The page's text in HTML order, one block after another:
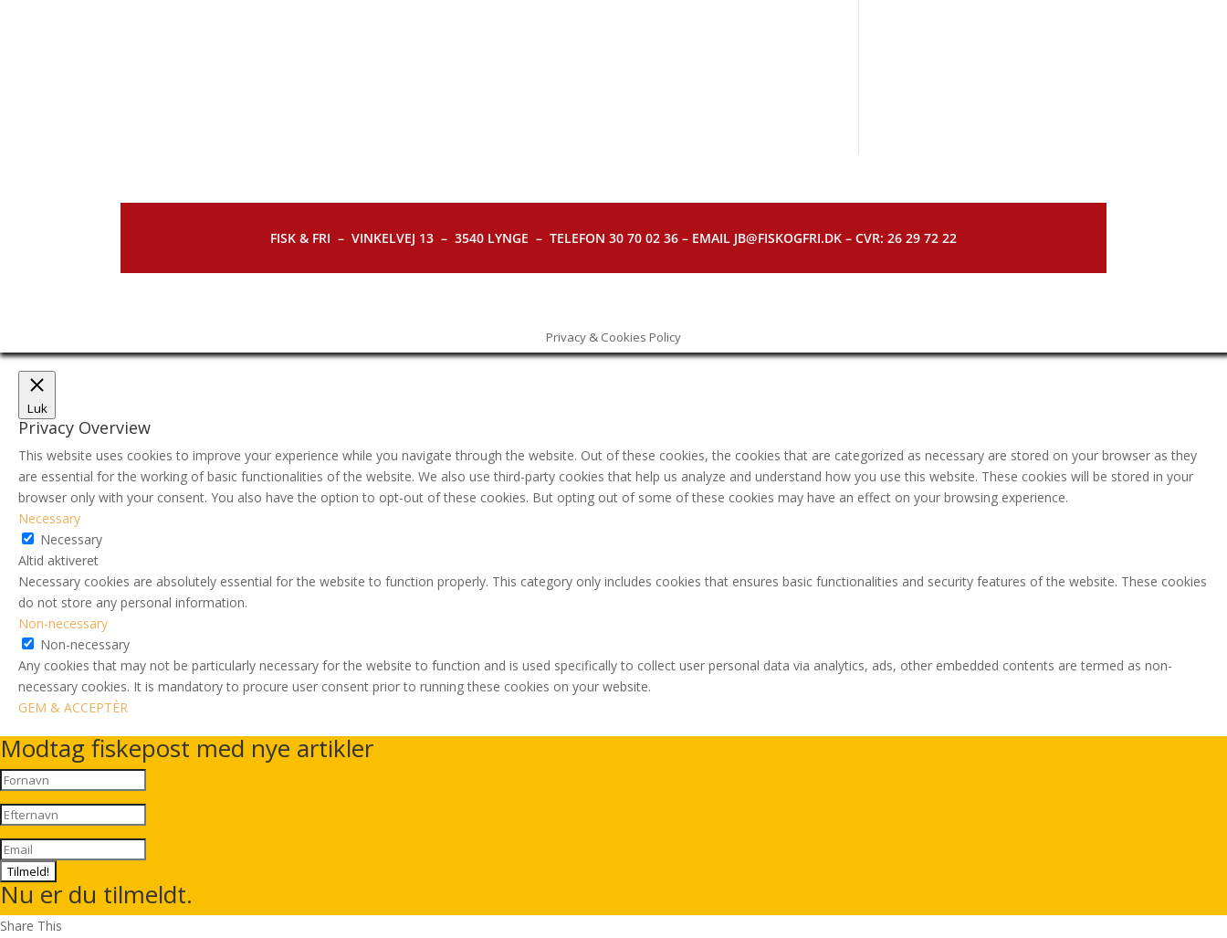
FISK & FRI – VINKELVEJ 13 – 3540 LYNGE – TELEFON 30 70 02 36 – EMAIL JB@FISKOGFRI.DK – CVR: 26 29 72 22
Privacy & Cookies Policy
Luk
Privacy Overview
This website uses cookies to improve your experience while you navigate through the website. Out of these cookies, the cookies that are categorized as necessary are stored on your browser as they
are essential for the working of basic functionalities of the website. We also use third-party cookies that help us analyze and understand how you use this website. These cookies will be stored in your
browser only with your consent. You also have the option to opt-out of these cookies. But opting out of some of these cookies may have an effect on your browsing experience.
Necessary
Necessary
Altid aktiveret
Necessary cookies are absolutely essential for the website to function properly. This category only includes cookies that ensures basic functionalities and security features of the website. These cookies
do not store any personal information.
Non-necessary
Non-necessary
Any cookies that may not be particularly necessary for the website to function and is used specifically to collect user personal data via analytics, ads, other embedded contents are termed as non-
necessary cookies. It is mandatory to procure user consent prior to running these cookies on your website.
GEM & ACCEPTÈR
Modtag fiskepost med nye artikler
Tilmeld!
Nu er du tilmeldt.
Share This